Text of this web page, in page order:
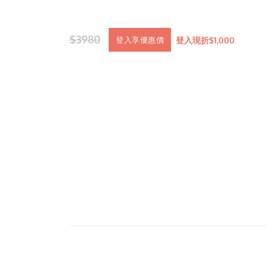
$3980 登入享優惠價 登入現折$1,000